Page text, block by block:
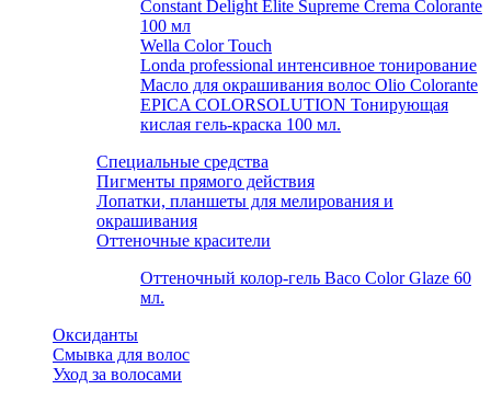
Constant Delight Elite Supreme Crema Colorante
100 мл
Wella Color Touch
Londa professional интенсивное тонирование
Масло для окрашивания волос Olio Colorante
EPICA COLORSOLUTION Тонирующая
кислая гель-краска 100 мл.
Специальные средства
Пигменты прямого действия
Лопатки, планшеты для мелирования и
окрашивания
Оттеночные красители
Оттеночный колор-гель Baco Color Glaze 60
мл.
Оксиданты
Смывка для волос
Уход за волосами